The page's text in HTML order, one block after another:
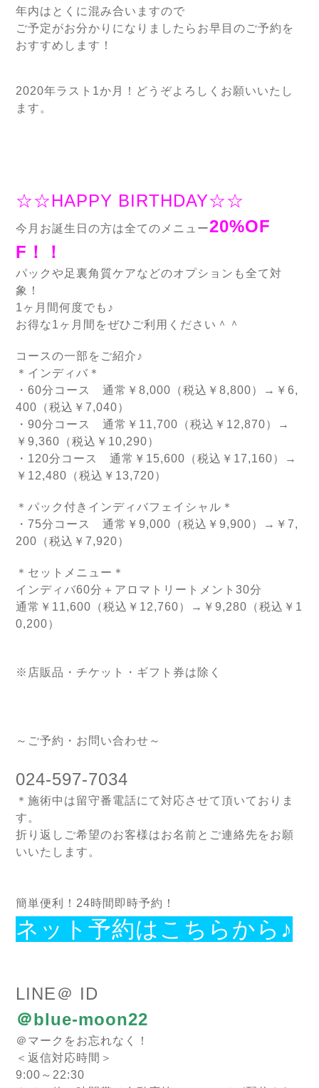
年内はとくに混み合いますので
ご予定がお分かりになりましたらお早目のご予約を
おすすめします！
2020年ラスト1か月！どうぞよろしくお願いいたし
ます。
☆☆HAPPY BIRTHDAY☆☆
今月お誕生日の方は全てのメニュー20%OF
F！！
パックや足裏角質ケアなどのオプションも全て対
象！
1ヶ月間何度でも♪
お得な1ヶ月間をぜひご利用ください＾＾
コースの一部をご紹介♪
＊インディバ＊
・60分コース 通常￥8,000（税込￥8,800）→￥6,
400（税込￥7,040）
・90分コース 通常￥11,700（税込￥12,870）→
￥9,360（税込￥10,290）
・120分コース 通常￥15,600（税込￥17,160）→
￥12,480（税込￥13,720）
＊パック付きインディバフェイシャル＊
・75分コース 通常￥9,000（税込￥9,900）→￥7,
200（税込￥7,920）
＊セットメニュー＊
インディバ60分＋アロマトリートメント30分
通常￥11,600（税込￥12,760）→￥9,280（税込￥1
0,200）
※店販品・チケット・ギフト券は除く
～ご予約・お問い合わせ～
024-597-7034
＊施術中は留守番電話にて対応させて頂いておりま
す。
折り返しご希望のお客様はお名前とご連絡先をお願
いいたします。
簡単便利！24時間即時予約！
ネット予約はこちらから♪
LINE＠ ID
＠blue-moon22
＠マークをお忘れなく！
＜返信対応時間＞
9:00～22:30